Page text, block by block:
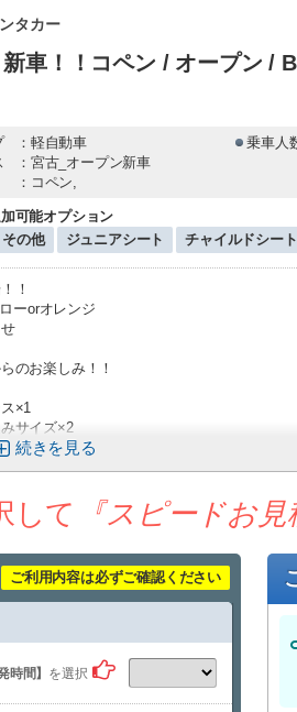
タカー
新車！！コペン / オープン
：軽自動車 乗車人
：宮古_オープン新車
：コペン,
可能オプション
その他 ジュニアシート チャイルドシート
！
ーorオレンジ
のお楽しみ！！
×1
サイズ×2
スーツケース収納不可となります。
荷物量にはお気を付けください。
クルーズ船送迎(有料)
お選びください。
Car Play装備
9:00-17:30の間に、ご来店頂けるご予約が対
付、返却は時間外手数料として別途料金が
利用のお客様へ
ず便名をご記入ください】
続きを
して 『スピードお見
ご利用内容は必ずご確認ください
時間】 を選択